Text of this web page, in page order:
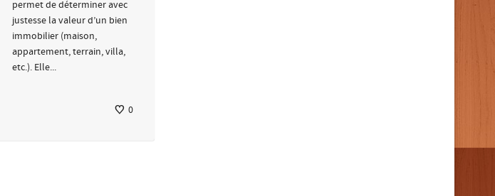
permet de déterminer avec
justesse la valeur d’un bien
immobilier (maison,
appartement, terrain, villa,
etc.). Elle...
0